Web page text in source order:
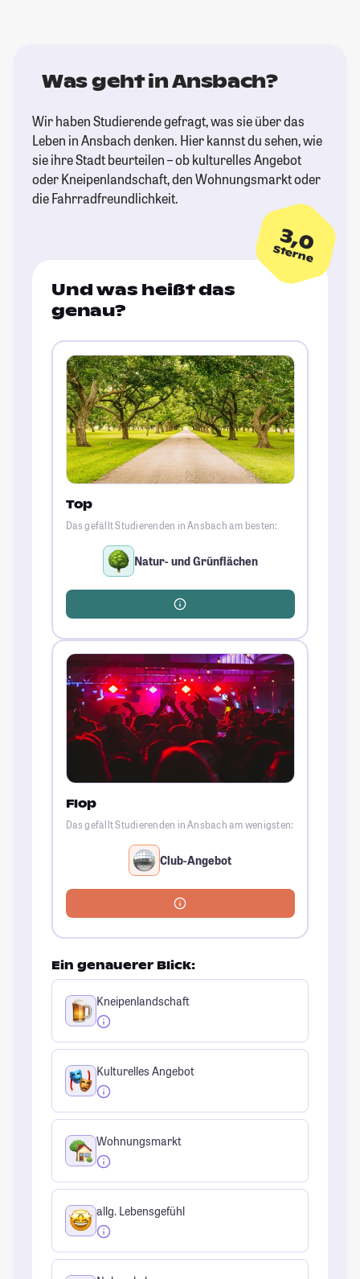
Was geht in Ansbach?
Wir haben Studierende gefragt, was sie über das
Leben in Ansbach denken. Hier kannst du sehen, wie
sie ihre Stadt beurteilen – ob kulturelles Angebot
oder Kneipenlandschaft, den Wohnungsmarkt oder
die Fahrradfreundlichkeit.
3,0
Sterne
Und was heißt das
genau?
Top
Das gefällt Studierenden in Ansbach am besten:
Natur- und Grünflächen
Flop
Das gefällt Studierenden in Ansbach am wenigsten:
Club-Angebot
Ein genauerer Blick:
Kneipenlandschaft
Kulturelles Angebot
Wohnungsmarkt
allg. Lebensgefühl